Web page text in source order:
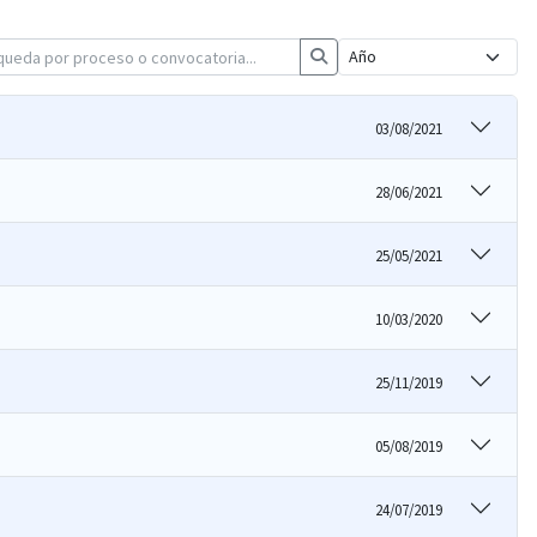
03/08/2021
28/06/2021
25/05/2021
10/03/2020
25/11/2019
05/08/2019
24/07/2019